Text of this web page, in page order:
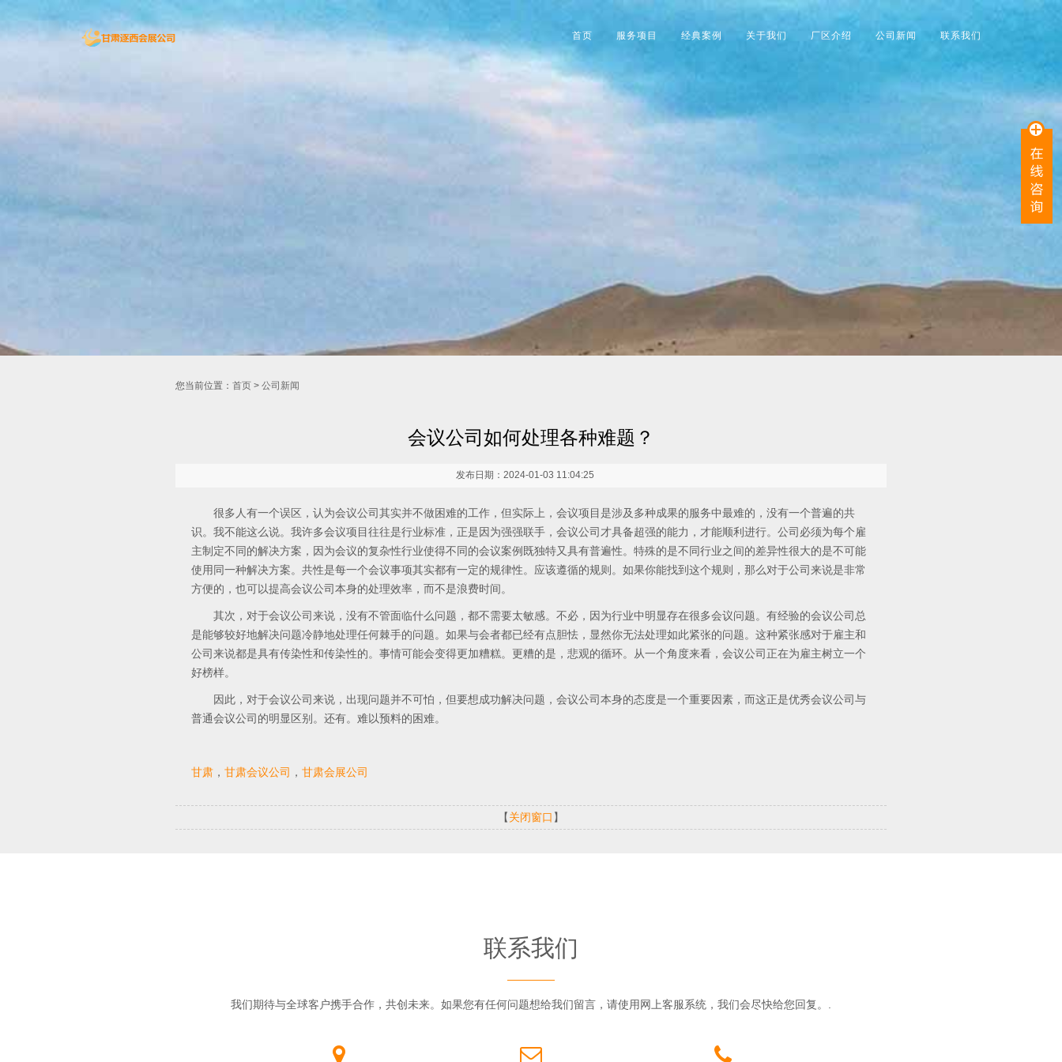
首页 服务项目 经典案例 关于我们 厂区介绍 公司新闻 联系我们
您当前位置： 首页 > 公司新闻
会议公司如何处理各种难题？
发布日期：2024-01-03 11:04:25
很多人有一个误区，认为会议公司其实并不做困难的工作，但实际上，会议项目是涉及多种成果的服务中最难的，没有一个普遍的共
识。我不能这么说。我许多会议项目往往是行业标准，正是因为强强联手，会议公司才具备超强的能力，才能顺利进行。公司必须为每个雇
主制定不同的解决方案，因为会议的复杂性行业使得不同的会议案例既独特又具有普遍性。特殊的是不同行业之间的差异性很大的是不可能
使用同一种解决方案。共性是每一个会议事项其实都有一定的规律性。应该遵循的规则。如果你能找到这个规则，那么对于公司来说是非常
方便的，也可以提高会议公司本身的处理效率，而不是浪费时间。
其次，对于会议公司来说，没有不管面临什么问题，都不需要太敏感。不必，因为行业中明显存在很多会议问题。有经验的会议公司总
是能够较好地解决问题冷静地处理任何棘手的问题。如果与会者都已经有点胆怯，显然你无法处理如此紧张的问题。这种紧张感对于雇主和
公司来说都是具有传染性和传染性的。事情可能会变得更加糟糕。更糟的是，悲观的循环。从一个角度来看，会议公司正在为雇主树立一个
好榜样。
因此，对于会议公司来说，出现问题并不可怕，但要想成功解决问题，会议公司本身的态度是一个重要因素，而这正是优秀会议公司与
普通会议公司的明显区别。还有。难以预料的困难。
甘肃 ， 甘肃会议公司 ， 甘肃会展公司
【关闭窗口 】
联系我们
我们期待与全球客户携手合作，共创未来。如果您有任何问题想给我们留言，请使用网上客服系统，我们会尽快给您回复。.